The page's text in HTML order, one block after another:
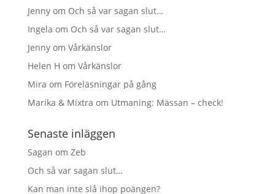
Jennyom Och så var sagan slut…
Ingela om Och så var sagan slut…
Jennyom Vårkänslor
Helen H om Vårkänslor
Mira om Föreläsningar på gång
Marika & Mixtra om Utmaning: Mässan – check!
Senaste inläggen
Sagan om Zeb
Och så var sagan slut…
Kan man inte slå ihop poängen?